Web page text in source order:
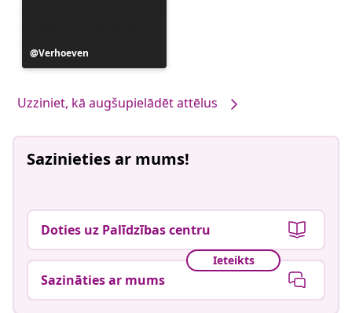
Ierakstu
publicējis
Verhoeven
Uzziniet, kā augšupielādēt attēlus
Sazinieties ar mums!
Doties uz Palīdzības centru
Ieteikts
Sazināties ar mums